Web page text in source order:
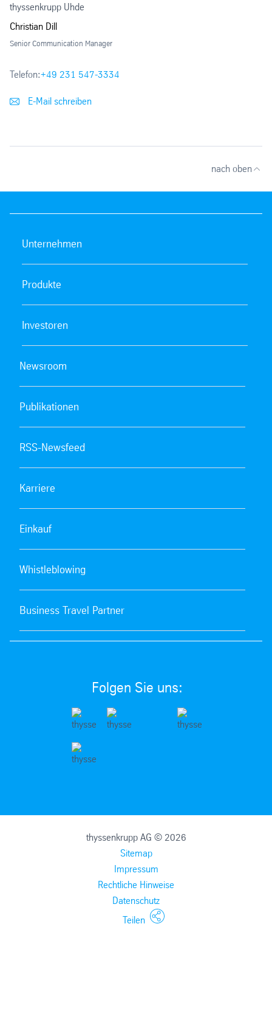
thyssenkrupp Uhde
Christian Dill
Senior Communication Manager
Telefon:+49 231 547-3334
E-Mail schreiben
nach oben
Unternehmen
Produkte
Investoren
Newsroom
Publikationen
RSS-Newsfeed
Karriere
Einkauf
Whistleblowing
Business Travel Partner
Folgen Sie uns:
thyssenkrupp AG © 2026
Sitemap
Impressum
Rechtliche Hinweise
Datenschutz
Teilen